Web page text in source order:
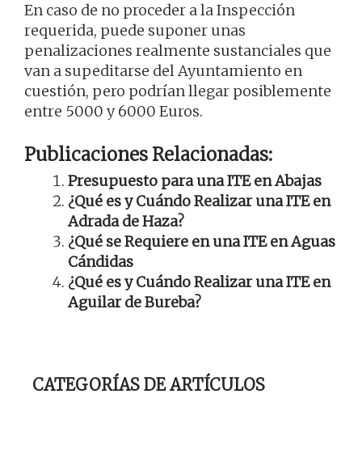
En caso de no proceder a la Inspección
requerida, puede suponer unas
penalizaciones realmente sustanciales que
van a supeditarse del Ayuntamiento en
cuestión, pero podrían llegar posiblemente
entre 5000 y 6000 Euros.
Publicaciones Relacionadas:
Presupuesto para una ITE en Abajas
¿Qué es y Cuándo Realizar una ITE en
Adrada de Haza?
¿Qué se Requiere en una ITE en Aguas
Cándidas
¿Qué es y Cuándo Realizar una ITE en
Aguilar de Bureba?
CATEGORÍAS DE ARTÍCULOS